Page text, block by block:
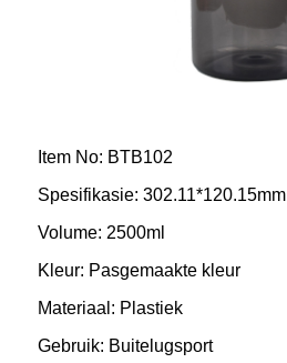
Item No: BTB102
Spesifikasie: 302.11*120.15mm
Volume: 2500ml
Kleur: Pasgemaakte kleur
Materiaal: Plastiek
Gebruik: Buitelugsport